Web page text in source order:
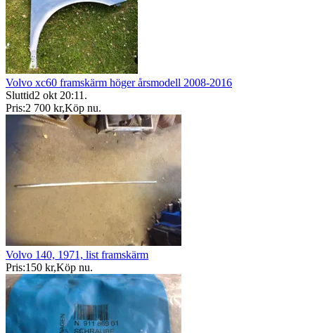
Volvo xc60 framskärm höger årsmodell 2008-2016
Sluttid2 okt 20:11 .
Pris:2 700 kr,Köp nu.
Volvo 140, 1971, list framskärm
Pris:150 kr,Köp nu.